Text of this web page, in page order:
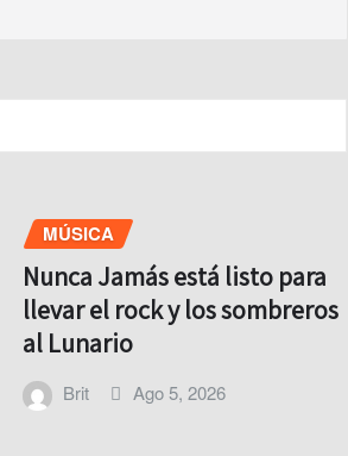
MÚSICA
Nunca Jamás está listo para
llevar el rock y los sombreros
al Lunario
Brit Ago 5, 2026